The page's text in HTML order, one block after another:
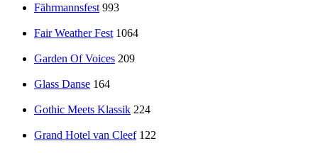
Fährmannsfest 993
Fair Weather Fest 1064
Garden Of Voices 209
Glass Danse 164
Gothic Meets Klassik 224
Grand Hotel van Cleef 122